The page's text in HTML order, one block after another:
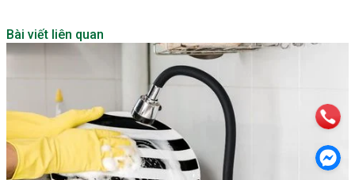
Bài viết liên quan